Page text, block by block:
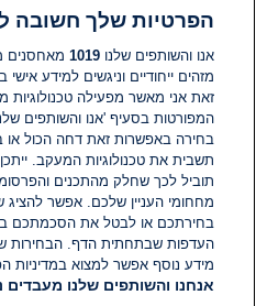
תגובות
אין עדיין תגובות. היה
הוסף תגובה
הפרטיות שלך חשובה
אנו והשותפים שלנו1019 מאחסנים
מזהים ייחודיים וניגשים למידע
זאת אני מאשר מפעילה
המפורטות בסעיף 'אנו והשותפים
בחירה באפשרות זאת דחה הכול
תשבית את טכנולוגיות המעקב.
תוביל לכך שחלק מהתכנים
מחחומי העניין שלכם. אפשר
בחירתכם או לבטל את הסכמתכם
העדפות שבתחתית הדף. הבחירות
מידע נוסף אפשר למצוא במדיניות
אנחנו והשותפים שלנו מעבדים